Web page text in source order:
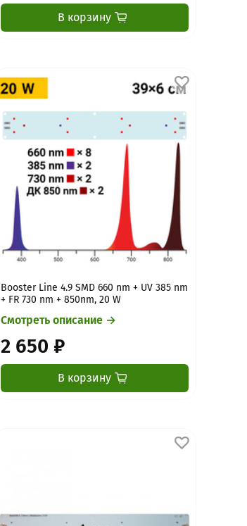
В корзину
Booster Line 4.9 SMD 660 nm + UV 385 nm
+ FR 730 nm + 850nm, 20 W
Смотреть описание →
2 650 ₽
В корзину